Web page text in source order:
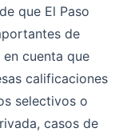
que El Paso
de
cuenta que
calificaciones
selectivos o
casos de